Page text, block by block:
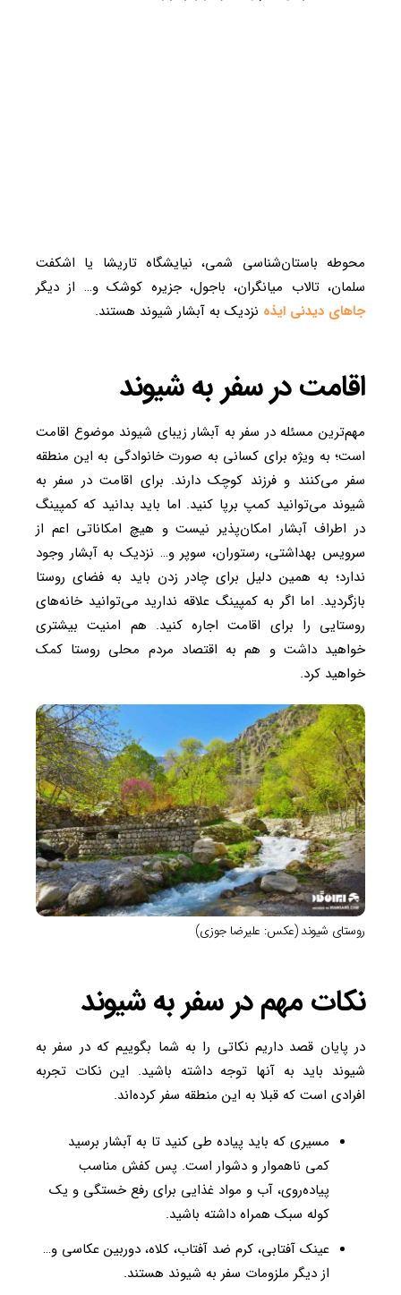
محوطه باستان‌شناسی شمی، نیایشگاه تاریشا یا اشکفت
سلمان، تالاب میانگران، باجول، جزیره کوشک و… از دیگر
جاهای دیدنی ایذه نزدیک به آبشار شیوند هستند.
اقامت در سفر به شیوند
مهم‌ترین مسئله در سفر به آبشار زیبای شیوند موضوع اقامت
است؛ به ویژه برای کسانی به صورت خانوادگی به این منطقه
سفر می‌کنند و فرزند کوچک دارند. برای اقامت در سفر به
شیوند می‌توانید کمپ برپا کنید. اما باید بدانید که کمپینگ
در اطراف آبشار امکان‌پذیر نیست و هیچ امکاناتی اعم از
سرویس بهداشتی، رستوران، سوپر و… نزدیک به آبشار وجود
ندارد؛ به همین دلیل برای چادر زدن باید به فضای روستا
بازگردید. اما اگر به کمپینگ علاقه ندارید می‌توانید خا‌نه‌های
روستایی را برای اقامت اجاره کنید. هم امنیت بیشتری
خواهید داشت و هم به اقتصاد مردم محلی روستا کمک
خواهید کرد.
روستای شیوند (عکس: علیرضا جوزی)
نکات مهم در سفر به شیوند
در پایان قصد داریم نکاتی را به شما بگوییم که در سفر به
شیوند باید به آنها توجه داشته باشید. این نکات تجربه
افرادی است که قبلا به این منطقه سفر کرده‌اند.
مسیری که باید پیاده طی کنید تا به آبشار برسید
کمی ناهموار و دشوار است. پس کفش مناسب
پیاده‌روی، آب و مواد غذایی برای رفع خستگی و یک
کوله سبک همراه داشته باشید.
عینک آفتابی، کرم ضد آفتاب، کلاه، دوربین عکاسی و…
از دیگر ملزومات سفر به شیوند هستند.